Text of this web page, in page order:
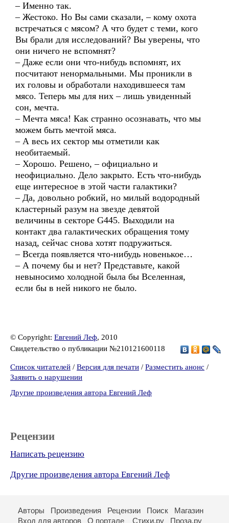
– Именно так.
– Жестоко. Но Вы сами сказали, – кому охота
встречаться с мясом? А что будет с теми, кого
Вы брали для исследований? Вы уверены, что
они ничего не вспомнят?
– Даже если они что-нибудь вспомнят, их
посчитают ненормальными. Мы проникли в
их головы и обработали находившееся там
мясо. Теперь мы для них – лишь увиденный
сон, мечта.
– Мечта мяса! Как странно осознавать, что мы
можем быть мечтой мяса.
– А весь их сектор мы отметили как
необитаемый.
– Хорошо. Решено, – официально и
неофициально. Дело закрыто. Есть что-нибудь
еще интересное в этой части галактики?
– Да, довольно робкий, но милый водородный
кластерный разум на звезде девятой
величины в секторе G445. Выходили на
контакт два галактических обращения тому
назад, сейчас снова хотят подружиться.
– Всегда появляется что-нибудь новенькое…
– А почему бы и нет? Представьте, какой
невыносимо холодной была бы Вселенная,
если бы в ней никого не было.
© Copyright: Евгений Леф, 2010
Свидетельство о публикации №210121600118
Список читателей / Версия для печати / Разместить анонс /
Заявить о нарушении
Другие произведения автора Евгений Леф
Рецензии
Написать рецензию
Другие произведения автора Евгений Леф
Авторы Произведения Рецензии Поиск
Магазин
Вход для авторов
О портале Стихи.ру Проза.ру